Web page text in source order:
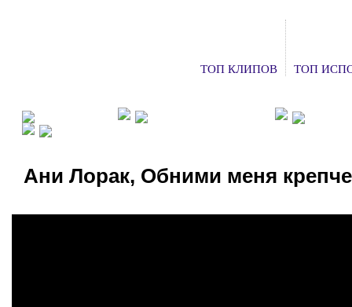
ТОП КЛИПОВ ТОП
Ани Лорак, Обними меня крепче